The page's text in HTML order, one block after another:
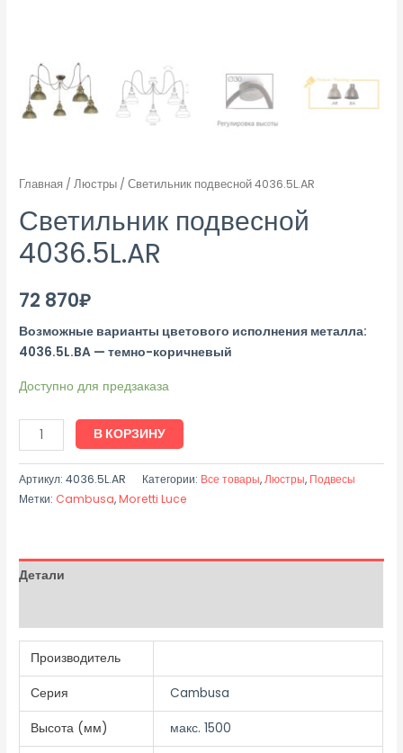
Главная /Люстры / Светильник подвесной 4036.5L.AR
Светильник подвесной
4036.5L.AR
72 870₽
Возможные варианты цветового исполнения металла:
4036.5L.BA — темно-коричневый
Доступно для предзаказа
В КОРЗИНУ
Артикул:4036.5L.AR Категории: Все товары,Люстры, Подвесы
Метки: Cambusa,Moretti Luce
Детали
Производитель
Серия Cambusa
Высота (мм) макс. 1500